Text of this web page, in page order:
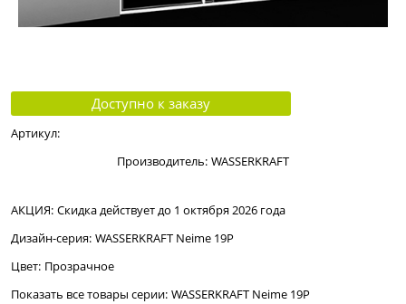
Доступно к заказу
Артикул:
Производитель: WASSERKRAFT
АКЦИЯ: Скидка действует до 1 октября 2026 года
Дизайн-серия: WASSERKRAFT Neime 19P
Цвет: Прозрачное
Показать все товары серии: WASSERKRAFT Neime 19P